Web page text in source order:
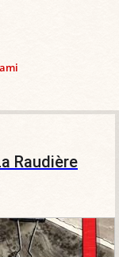
Raudière